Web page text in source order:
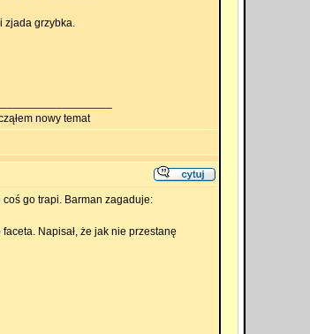
zjada grzybka.
nowy temat
go trapi. Barman zagaduje:
Napisał, że jak nie przestanę